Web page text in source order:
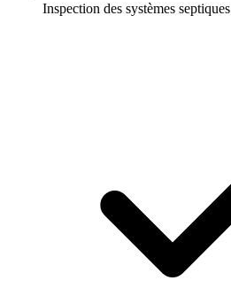
Inspection des systèmes septiques